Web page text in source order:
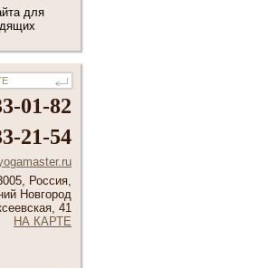
для
01-82
21-54
Россия,
Новгород
41
НА КАРТЕ